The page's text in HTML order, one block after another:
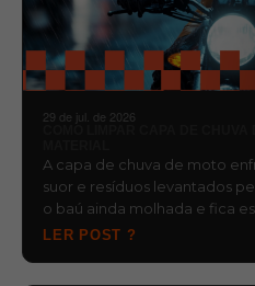
29 de jul. de 2026
A capa de chuva de moto
suor e resíduos levantados
o baú ainda molhada e fica
LER POST ?